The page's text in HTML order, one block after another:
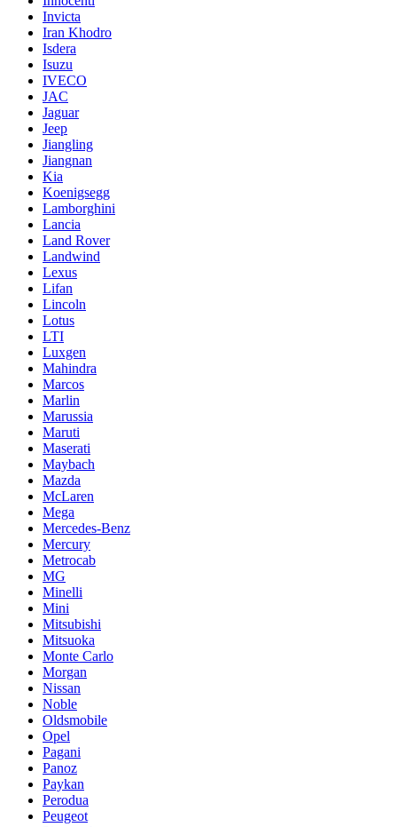
Invicta
Iran Khodro
Isdera
Isuzu
IVECO
JAC
Jaguar
Jeep
Jiangling
Jiangnan
Kia
Koenigsegg
Lamborghini
Lancia
Land Rover
Landwind
Lexus
Lifan
Lincoln
Lotus
LTI
Luxgen
Mahindra
Marcos
Marlin
Marussia
Maruti
Maserati
Maybach
Mazda
McLaren
Mega
Mercedes-Benz
Mercury
Metrocab
MG
Minelli
Mini
Mitsubishi
Mitsuoka
Monte Carlo
Morgan
Nissan
Noble
Oldsmobile
Opel
Pagani
Panoz
Paykan
Perodua
Peugeot